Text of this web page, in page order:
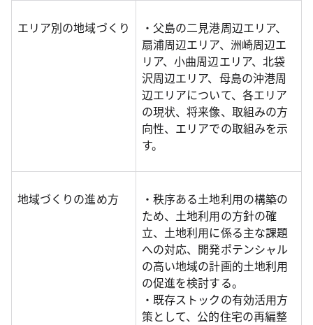
エリア別の地域づくり
・父島の二見港周辺エリア、
扇浦周辺エリア、洲崎周辺エ
リア、小曲周辺エリア、北袋
沢周辺エリア、母島の沖港周
辺エリアについて、各エリア
の現状、将来像、取組みの方
向性、エリアでの取組みを示
す。
地域づくりの進め方
・秩序ある土地利用の構築の
ため、土地利用の方針の確
立、土地利用に係る主な課題
への対応、開発ポテンシャル
の高い地域の計画的土地利用
の促進を検討する。
・既存ストックの有効活用方
策として、公的住宅の再編整